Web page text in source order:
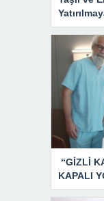
“GİZLİ
KAPALI